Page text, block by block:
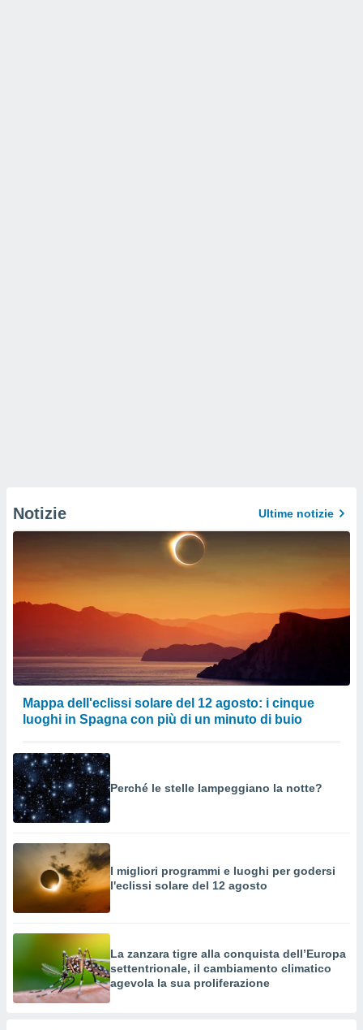
Notizie Ultime notizie
Mappa dell'eclissi solare del 12 agosto: i cinque
luoghi in Spagna con più di un minuto di buio
Perché le stelle lampeggiano la notte?
I migliori programmi e luoghi per godersi
l'eclissi solare del 12 agosto
La zanzara tigre alla conquista dell’Europa
settentrionale, il cambiamento climatico
agevola la sua proliferazione